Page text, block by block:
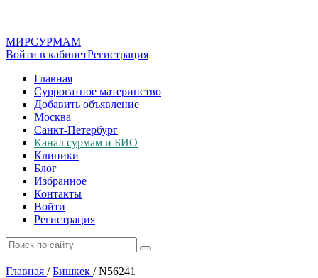
МИРСУРМАМ
Войти в кабинетРегистрация
Главная
Суррогатное материнство
Добавить объявление
Москва
Санкт-Петербург
Канал сурмам и БИО
Клиники
Блог
Избранное
Контакты
Войти
Регистрация
Главная / Бишкек /N56241